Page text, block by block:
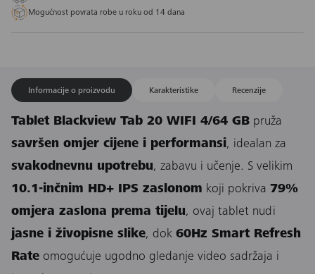
Mogućnost povrata robe u roku od 14 dana
Informacije o proizvodu Karakteristike Recenzije
Tablet Blackview Tab 20 WIFI 4/64 GB pruža
savršen omjer cijene i performansi, idealan za
svakodnevnu upotrebu, zabavu i učenje. S velikim
10.1-inčnim HD+ IPS zaslonom koji pokriva 79%
omjera zaslona prema tijelu, ovaj tablet nudi
jasne i živopisne slike, dok 60Hz Smart Refresh
Rate omogućuje ugodno gledanje video sadržaja i